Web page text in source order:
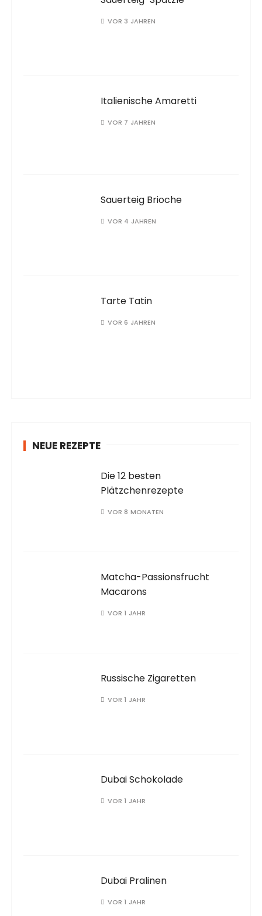
VOR 3 JAHREN
Italienische Amaretti
VOR 7 JAHREN
Sauerteig Brioche
VOR 4 JAHREN
Tarte Tatin
VOR 6 JAHREN
NEUE REZEPTE
Die 12 besten
Plätzchenrezepte
VOR 8 MONATEN
Matcha-Passionsfrucht
Macarons
VOR 1 JAHR
Russische Zigaretten
VOR 1 JAHR
Dubai Schokolade
VOR 1 JAHR
Dubai Pralinen
VOR 1 JAHR